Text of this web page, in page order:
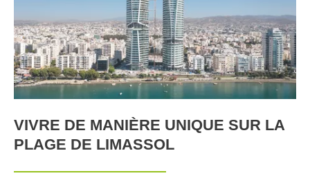
VIVRE DE MANIÈRE UNIQUE SUR LA
PLAGE DE LIMASSOL